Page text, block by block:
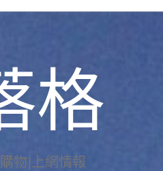
格
物|上網情報